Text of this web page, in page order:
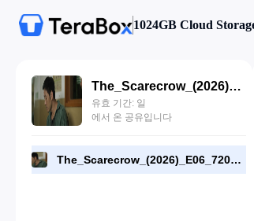
1024GB Cloud
The_Scarecrow_(2026)_E06_720p_WEB-DL_[RMC].mp4
유효 기간: 일
에서 온 공유입니다
The_Scarecrow_(2026)_E06_720p_WEB-DL_[RMC].mp4